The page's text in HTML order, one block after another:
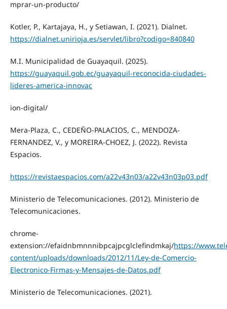
mprar-un-producto/
Kotler, P., Kartajaya, H., y Setiawan, I. (2021). Dialnet.
https://dialnet.unirioja.es/servlet/libro?codigo=840840
M.I. Municipalidad de Guayaquil. (2025).
https://guayaquil.gob.ec/guayaquil-reconocida-ciudades-
lideres-america-innovac
ion-digital/
Mera-Plaza, C., CEDEÑO-PALACIOS, C., MENDOZA-
FERNANDEZ, V., y MOREIRA-CHOEZ, J. (2022). Revista
Espacios.
https://revistaespacios.com/a22v43n03/a22v43n03p03.pdf
Ministerio de Telecomunicaciones. (2012). Ministerio de
Telecomunicaciones.
chrome-
extension://efaidnbmnnnibpcajpcglclefindmkaj/https://
content/uploads/downloads/2012/11/Ley-de-Comercio-
Electronico-Firmas-y-Mensajes-de-Datos.pdf
Ministerio de Telecomunicaciones. (2021).